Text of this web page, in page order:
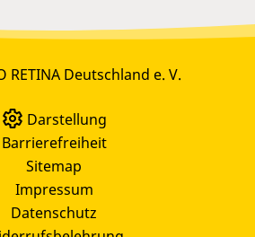
RETINA Deutschland e. V.
Darstellung
Barrierefreiheit
Sitemap
Impressum
Datenschutz